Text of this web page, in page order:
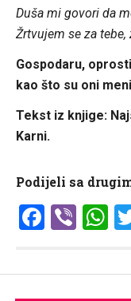
Duša mi govori da
Žrtvujem se za tebe,
Gospodaru,
kao što su oni
Tekst iz knjige:
Karni.
Podijeli sa